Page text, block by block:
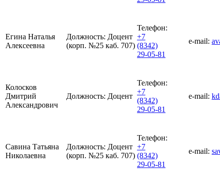
Егина Наталья
Алексеевна
Должность: Доцент
(корп. №25 каб. 707)
Телефон:
+7
(8342)
29-05-81
e-mail:
Колосков
Дмитрий
Александрович
Должность: Доцент
Телефон:
+7
(8342)
29-05-81
e-mail:
Савина Татьяна
Николаевна
Должность: Доцент
(корп. №25 каб. 707)
Телефон:
+7
(8342)
29-05-81
e-mail: